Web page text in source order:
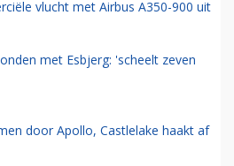
vlucht met Airbus A350-900 uit
met Esbjerg: 'scheelt zeven
door Apollo, Castlelake haakt af